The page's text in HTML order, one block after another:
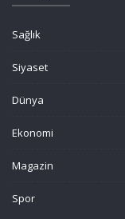
Sağlık
Siyaset
Dünya
Ekonomi
Magazin
Spor